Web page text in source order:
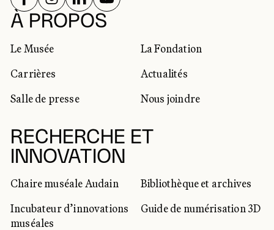
À PROPOS
Le Musée
La Fondation
Carrières
Actualités
Salle de presse
Nous joindre
RECHERCHE ET
INNOVATION
Chaire muséale Audain
Bibliothèque et archives
Incubateur d’innovations
muséales
Guide de numérisation 3D
RÉSEAUX SOCIAUX